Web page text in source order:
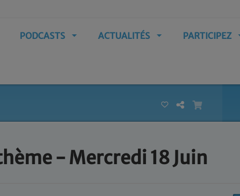
PODCASTS ACTUALITÉS PARTICIPEZ
- Mercredi 18 Juin